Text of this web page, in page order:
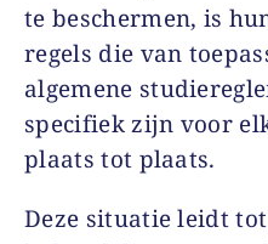
te beschermen, is
regels die van
algemene
specifiek zijn voor
plaats tot plaats.
Deze situatie leidt